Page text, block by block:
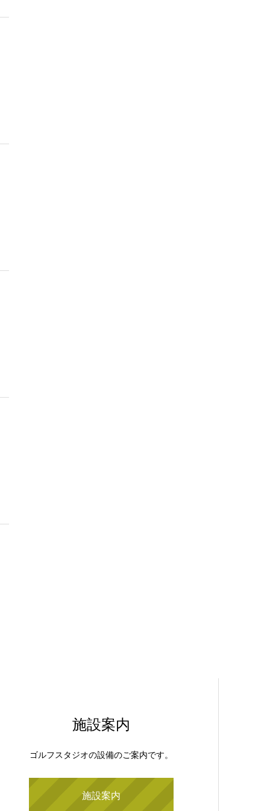
施設案内
ゴルフスタジオの設備のご案内です。
施設案内